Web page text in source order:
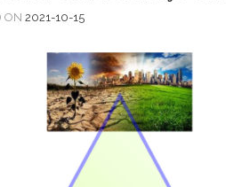
ON 2021-10-15